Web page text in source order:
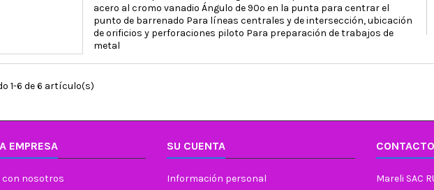
acero al cromo vanadio Ángulo de 90º en la punta para centrar el
punto de barrenado Para líneas centrales y de intersección, ubicación
de orificios y perforaciones piloto Para preparación de trabajos de
metal
1-6 de 6 artículo(s)
EMPRESA
nosotros
SU CUENTA
Información personal
CONTACTO
Mareli SAC